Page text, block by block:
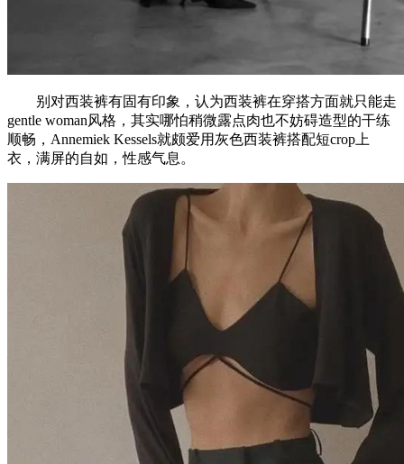
别对西装裤有固有印象，认为西装裤在穿搭方面就只能走
gentle woman风格，其实哪怕稍微露点肉也不妨碍造型的干练
顺畅，Annemiek Kessels就颇爱用灰色西装裤搭配短crop上
衣，满屏的自如，性感气息。